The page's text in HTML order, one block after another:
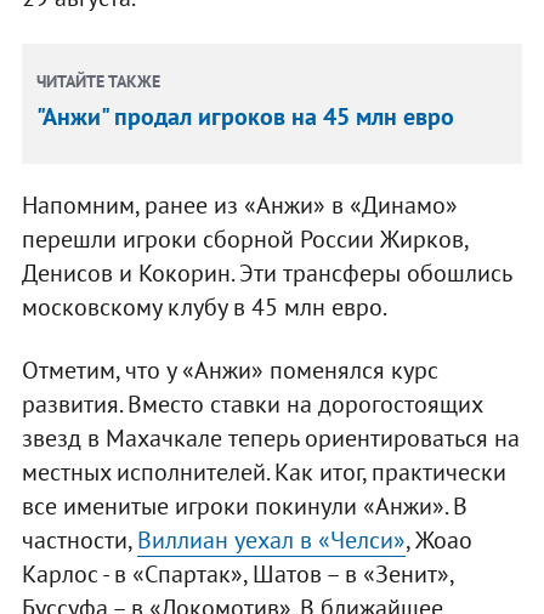
ЧИТАЙТЕ ТАКЖЕ
"Анжи" продал игроков на 45 млн евро
Напомним, ранее из «Анжи» в «Динамо»
перешли игроки сборной России Жирков,
Денисов и Кокорин. Эти трансферы обошлись
московскому клубу в 45 млн евро.
Отметим, что у «Анжи» поменялся курс
развития. Вместо ставки на дорогостоящих
звезд в Махачкале теперь ориентироваться на
местных исполнителей. Как итог, практически
все именитые игроки покинули «Анжи». В
частности,Виллиан уехал в «Челси», Жоао
Карлос - в «Спартак», Шатов – в «Зенит»,
Буссуфа – в «Локомотив». В ближайшее